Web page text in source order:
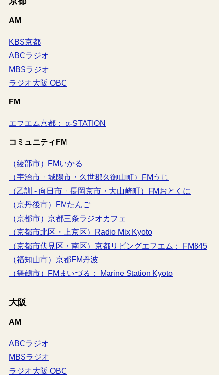
AM
KBS京都
ABCラジオ
MBSラジオ
ラジオ大阪 OBC
FM
エフエム京都： α-STATION
コミュニティFM
（綾部市）FMいかる
（宇治市・城陽市・久世郡久御山町）FMうじ
（乙訓 - 向日市・長岡京市・大山崎町）FMおとくに
（京丹後市）FMたんご
（京都市）京都三条ラジオカフェ
（京都市北区・上京区）Radio Mix Kyoto
（京都市伏見区・南区）京都リビングエフエム： FM845
（福知山市）京都FM丹波
（舞鶴市）FMまいづる： Marine Station Kyoto
大阪
AM
ABCラジオ
MBSラジオ
ラジオ大阪 OBC